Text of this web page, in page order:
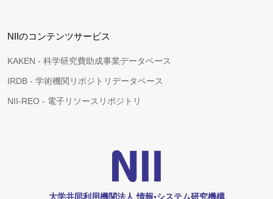
NIIのコンテンツサービス
KAKEN - 科学研究費助成事業データベース
IRDB - 学術機関リポジトリデータベース
NII-REO - 電子リソースリポジトリ
大学共同利用機関法人 情報•システム研究機構